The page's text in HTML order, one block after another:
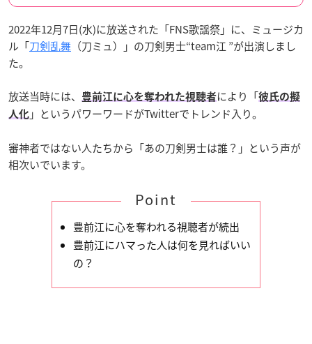
2022年12月7日(水)に放送された「FNS歌謡祭」に、ミュージカ
ル「刀剣乱舞 （刀ミュ）」の刀剣男士“team江 ”が出演しまし
た。
放送当時には、 豊前江に心を奪われた視聴者により「彼氏の擬
人化 」というパワーワードがTwitterでトレンド入り。
審神者ではない人たちから「あの刀剣男士は誰？」という声が
相次いでいます。
Point
豊前江に心を奪われる視聴者が続出
豊前江にハマった人は何を見ればいい
の？